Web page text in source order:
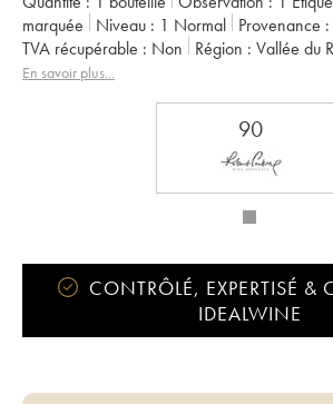
marquée
Niveau : 1 Normal Provenance :
TVA récupérable :
non Région :
Vallée du
Appellation :
En savoir plus...
90
CONTRÔLÉ, EXPERTISÉ &
IDEALWINE